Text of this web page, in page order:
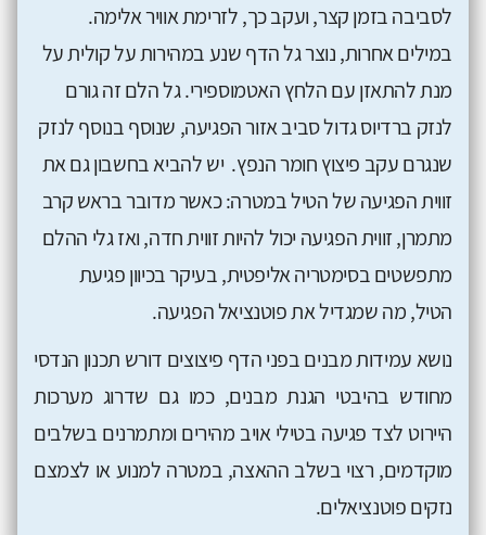
לסביבה בזמן קצר, ועקב כך, לזרימת אוויר אלימה.
במילים אחרות, נוצר גל הדף שנע במהירות על קולית על
מנת להתאזן עם הלחץ האטמוספירי. גל הלם זה גורם
לנזק ברדיוס גדול סביב אזור הפגיעה, שנוסף בנוסף לנזק
שנגרם עקב פיצוץ חומר הנפץ. יש להביא בחשבון גם את
זווית הפגיעה של הטיל במטרה: כאשר מדובר בראש קרב
מתמרן, זווית הפגיעה יכול להיות זווית חדה, ואז גלי ההלם
מתפשטים בסימטריה אליפטית, בעיקר בכיוון פגיעת
הטיל, מה שמגדיל את פוטנציאל הפגיעה.
נושא עמידות מבנים בפני הדף פיצוצים דורש תכנון הנדסי
מחודש בהיבטי הגנת מבנים, כמו גם שדרוג מערכות
היירוט לצד פגיעה בטילי אויב מהירים ומתמרנים בשלבים
מוקדמים, רצוי בשלב ההאצה, במטרה למנוע או לצמצם
נזקים פוטנציאלים.